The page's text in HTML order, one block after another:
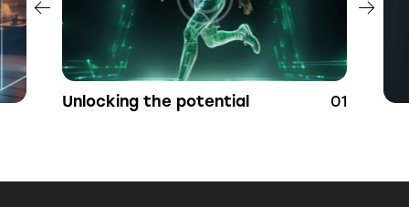
Unlocking the potential 01